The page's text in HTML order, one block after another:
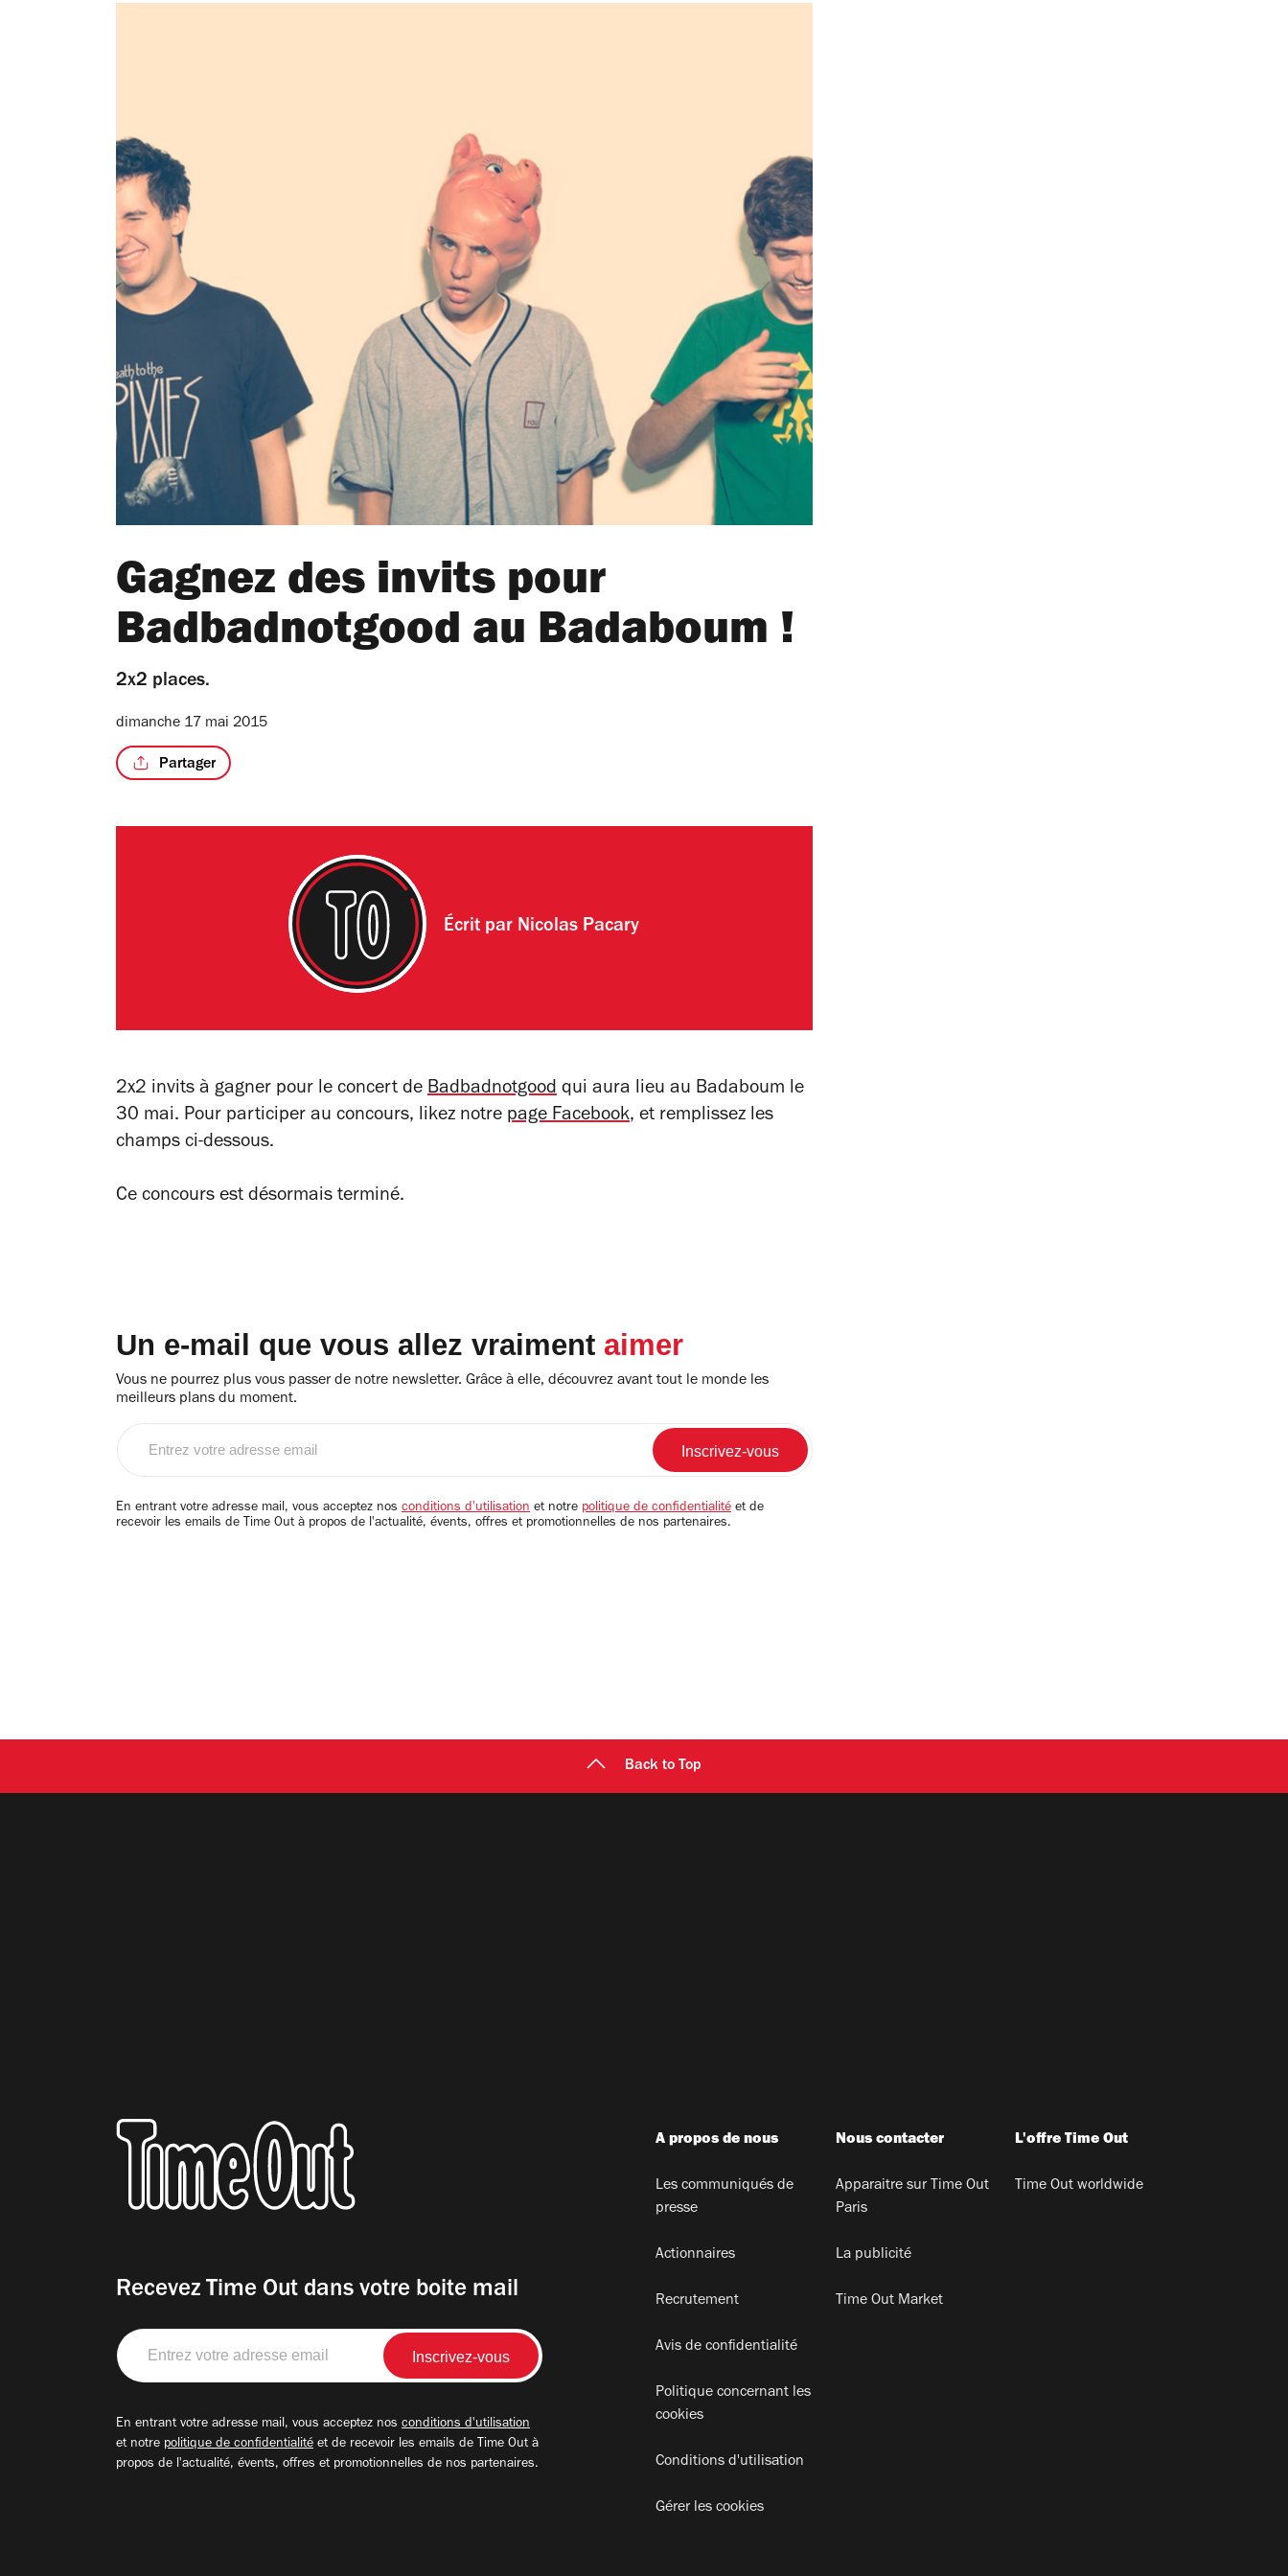
Gagnez des invits pour
Badbadnotgood au Badaboum !
2x2 places.
dimanche 17 mai 2015
Partager
Écrit par Nicolas Pacary
2x2 invits à gagner pour le concert de Badbadnotgood qui aura lieu au Badaboum le
30 mai. Pour participer au concours, likez notre page Facebook, et remplissez les
champs ci-dessous.
Ce concours est désormais terminé.
Un e-mail que vous allez vraiment aimer
Vous ne pourrez plus vous passer de notre newsletter. Grâce à elle, découvrez avant tout le monde les
meilleurs plans du moment.
email
En entrant votre adresse mail, vous acceptez nos conditions d'utilisation et notre politique de confidentialité et de
recevoir les emails de Time Out à propos de l'actualité, évents, offres et promotionnelles de nos partenaires.
Back to Top
Recevez Time Out dans votre boite mail
Entrez
votre
adresse
En entrant votre adresse mail, vous acceptez nos conditions d'utilisation
et notre politique de confidentialité et de recevoir les emails de Time Out à
propos de l'actualité, évents, offres et promotionnelles de nos partenaires.
A propos de nous
Les communiqués de
presse
Actionnaires
Recrutement
Avis de confidentialité
Politique concernant les
cookies
Conditions d'utilisation
Gérer les cookies
Nous contacter
Apparaitre sur Time Out
Paris
La publicité
Time Out Market
L'offre Time Out
Time Out worldwide